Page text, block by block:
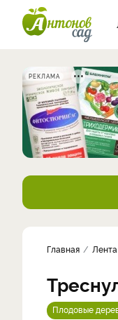
РЕКЛАМА
Главная
Плодовые